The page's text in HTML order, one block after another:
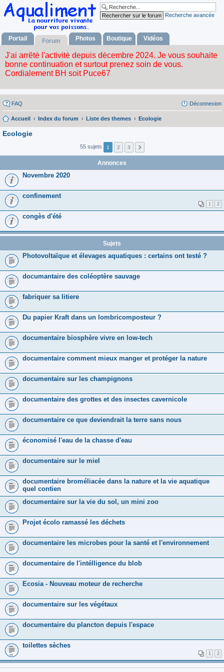
Recherche avancée
Portail Forum Photos Boutique Vidéos
FAQ Déconnexion
Accueil Index du forum Liste des themes Ecologie
Ecologie
55 sujets 1 2 3
Annonces
Novembre 2020
confinement
1 2
congès d'été
Sujets
Photovoltaïque et élevages aquatiques : certains ont testé ?
documantaire des coléoptère sauvage
fabriquer sa litiere
Du papier Kraft dans un lombricomposteur ?
documentaire biosphère vivre en low-tech
documentaire comment mieux manger et protéger la nature
documentaire sur les champignons
documentaire des grottes et des insectes cavernicole
documentaire ce que deviendrait la terre sans nous
économisé l'eau de la chasse d'eau
documentaire sur le miel
documentaire broméliacée dans la nature et la vie aquatique
quel contien
documentaire sur la vie du sol, un mini zoo
Projet écolo ramassé les déchets
documentaire les microbes pour la santé et l'environnement
documentaire de l'intélligence du blob
Ecosia - Nouveau moteur de recherche
documentaire sur les végétaux
documentaire du plancton depuis l'espace
toilettes sèches
1 2